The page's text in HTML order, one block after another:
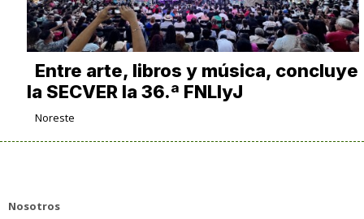
Entre arte, libros y música, concluye
la SECVER la 36.ª FNLIyJ
Noreste
Nosotros